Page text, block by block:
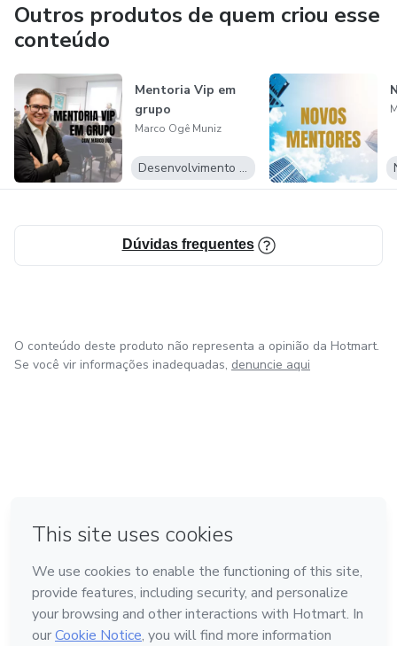
Estes são alguns conteúdos que você vai aprender para ter
Boas práticas (simples e práticas) - gere hábitos de forma
rápida e efetiva.
Estratégias para fazer mais em menos tempo - saiba fazer
o que dá resultados.
Insights e técnicas para vencer a procrastinação - aproveite
aceleradores para sair do mundo do tentar e passar a viver
constância.
Outros produtos de quem criou esse
conteúdo
Mentoria Vip em
grupo
Marco Ogê Muniz
Desenvolvimento Pessoal
Dúvidas frequentes
O conteúdo deste produto não representa a opinião da Hotmart.
Se você vir informações inadequadas, denuncie aqui
Feito com ❤ em Amsterdam
Conheça a Hotmart